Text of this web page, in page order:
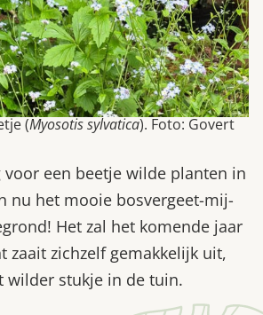
(Myosotis sylvatica). Foto: Govert
voor een beetje wilde planten in
nu het mooie bosvergeet-mij-
Het zal het komende jaar
zaait zichzelf gemakkelijk uit,
wilder stukje in de tuin.